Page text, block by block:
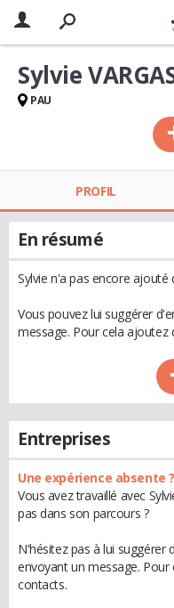
Sylvie
PAU
PROFIL
En résumé
Sylvie n'a pas encore
Vous pouvez lui suggérer
message. Pour cela ajoutez
Entreprises
Une expérience absente ?
Vous avez travaillé avec
pas dans son parcours ?
N'hésitez pas à lui suggérer
envoyant un message.
contacts.